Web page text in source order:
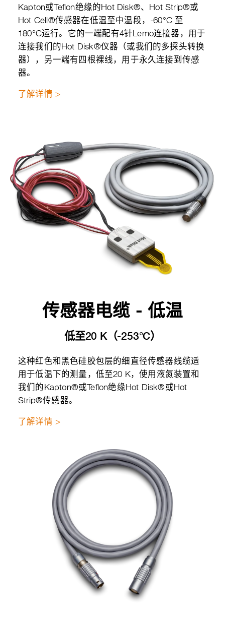
Kapton或Teflon绝缘的Hot Disk®、Hot Strip®或
Hot Cell®传感器在低温至中温段，-60°C 至
180°C运行。它的一端配有4针Lemo连接器，用于
连接我们的Hot Disk®仪器（或我们的多探头转换
器），另一端有四根裸线，用于永久连接到传感
器。
了解详情 >
传感器电缆 - 低温
低至20 K（-253°C）
这种红色和黑色硅胶包层的细直径传感器线缆适
用于低温下的测量，低至20 K，使用液氮装置和
我们的Kapton®或Teflon绝缘Hot Disk®或Hot
Strip®传感器。
了解详情 >